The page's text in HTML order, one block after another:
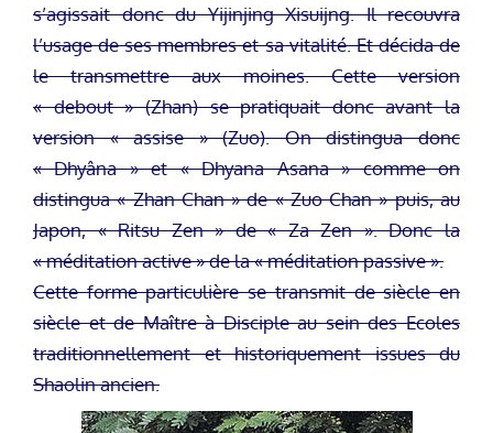
s’agissait donc du Yijinjing Xisuijng. Il recouvra
l’usage de ses membres et sa vitalité. Et décida de
le transmettre aux moines. Cette version
« debout » (Zhan) se pratiquait donc avant la
version « assise » (Zuo). On distingua donc
« Dhyâna » et « Dhyana Asana » comme on
distingua « Zhan Chan » de « Zuo Chan » puis, au
Japon, « Ritsu Zen » de « Za Zen ». Donc la
« méditation active » de la « méditation passive ».
Cette forme particulière se transmit de siècle en
siècle et de Maître à Disciple au sein des Ecoles
traditionnellement et historiquement issues du
Shaolin ancien.